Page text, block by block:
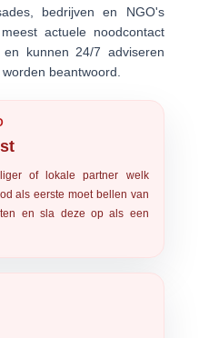
bedrijven en NGO's
actuele noodcontact
kunnen 24/7 adviseren
beantwoord.
of lokale partner welk
als eerste moet bellen van
en sla deze op als een